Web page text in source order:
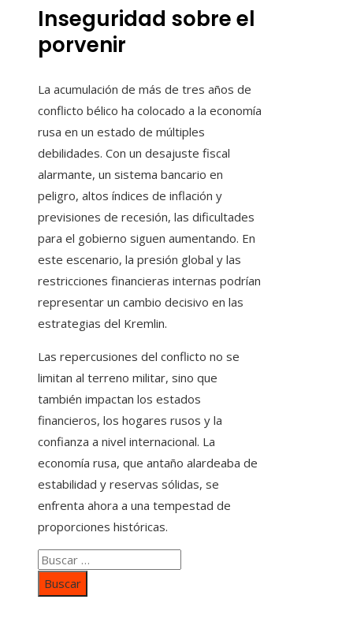
Inseguridad sobre el
porvenir
La acumulación de más de tres años de
conflicto bélico ha colocado a la economía
rusa en un estado de múltiples
debilidades. Con un desajuste fiscal
alarmante, un sistema bancario en
peligro, altos índices de inflación y
previsiones de recesión, las dificultades
para el gobierno siguen aumentando. En
este escenario, la presión global y las
restricciones financieras internas podrían
representar un cambio decisivo en las
estrategias del Kremlin.
Las repercusiones del conflicto no se
limitan al terreno militar, sino que
también impactan los estados
financieros, los hogares rusos y la
confianza a nivel internacional. La
economía rusa, que antaño alardeaba de
estabilidad y reservas sólidas, se
enfrenta ahora a una tempestad de
proporciones históricas.
Buscar: